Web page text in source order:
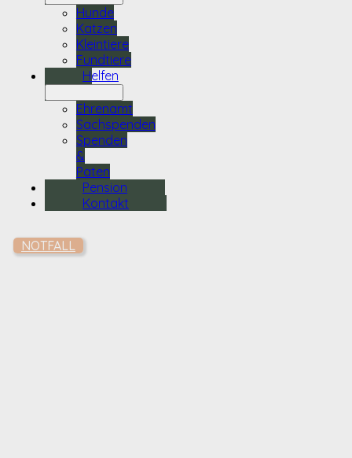
Hunde
Katzen
Kleintiere
Fundtiere
Helfen
Ehrenamt
Sachspenden
Spenden
&
Paten
Pension
Kontakt
NOTFALL